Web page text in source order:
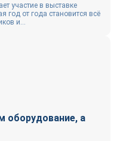
участие в выставке
год от года становится всё
и...
оборудование, а